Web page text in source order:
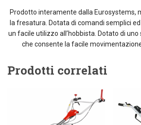
Prodotto interamente dalla Eurosystems,
la fresatura. Dotata di comandi semplici
un facile utilizzo all’hobbista. Dotato di
che consente la facile
Prodotti correlati